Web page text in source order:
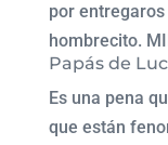
por
hombrecito.
Papás de
Es una pena
que están